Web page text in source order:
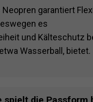
garantiert
es
und Kälteschutz
Wasserball, bietet.